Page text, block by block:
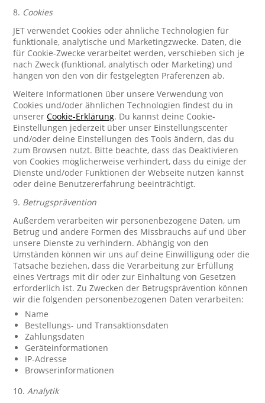
8. Cookies
JET verwendet Cookies oder ähnliche Technologien für
funktionale, analytische und Marketingzwecke. Daten, die
für Cookie-Zwecke verarbeitet werden, verschieben sich je
nach Zweck (funktional, analytisch oder Marketing) und
hängen von den von dir festgelegten Präferenzen ab.
Weitere Informationen über unsere Verwendung von
Cookies und/oder ähnlichen Technologien findest du in
unsererCookie-Erklärung. Du kannst deine Cookie-
Einstellungen jederzeit über unser Einstellungscenter
und/oder deine Einstellungen des Tools ändern, das du
zum Browsen nutzt. Bitte beachte, dass das Deaktivieren
von Cookies möglicherweise verhindert, dass du einige der
Dienste und/oder Funktionen der Webseite nutzen kannst
oder deine Benutzererfahrung beeinträchtigt.
9. Betrugsprävention
Außerdem verarbeiten wir personenbezogene Daten, um
Betrug und andere Formen des Missbrauchs auf und über
unsere Dienste zu verhindern. Abhängig von den
Umständen können wir uns auf deine Einwilligung oder die
Tatsache beziehen, dass die Verarbeitung zur Erfüllung
eines Vertrags mit dir oder zur Einhaltung von Gesetzen
erforderlich ist. Zu Zwecken der Betrugsprävention können
wir die folgenden personenbezogenen Daten verarbeiten:
Name
Bestellungs- und Transaktionsdaten
Zahlungsdaten
Geräteinformationen
IP-Adresse
Browserinformationen
10.Analytik